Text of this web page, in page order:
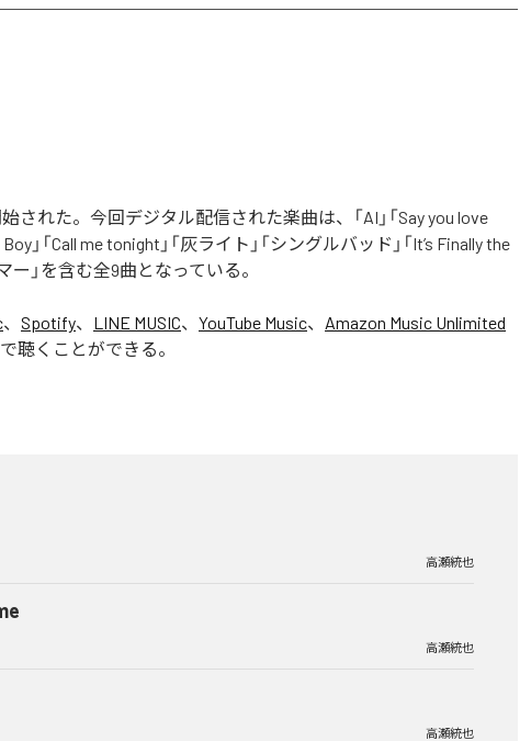
された。今回デジタル配信された楽曲は、「AI」「Say you love
」「Call me tonight」「灰ライト」「シングルバッド」「It’s Finally the
ー」を含む全9曲となっている。
、 Spotify、 LINE MUSIC、 YouTube Music、 Amazon Music Unlimited
聴くことができる。
高瀬統也
高瀬統也
高瀬統也